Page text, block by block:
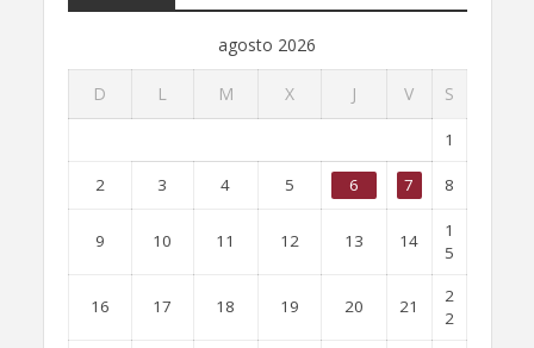
agosto 2026
D L M X J V S
1
2 3 4 5 6 7 8
9 10 11 12 13 14
1
5
16 17 18 19 20 21
2
2